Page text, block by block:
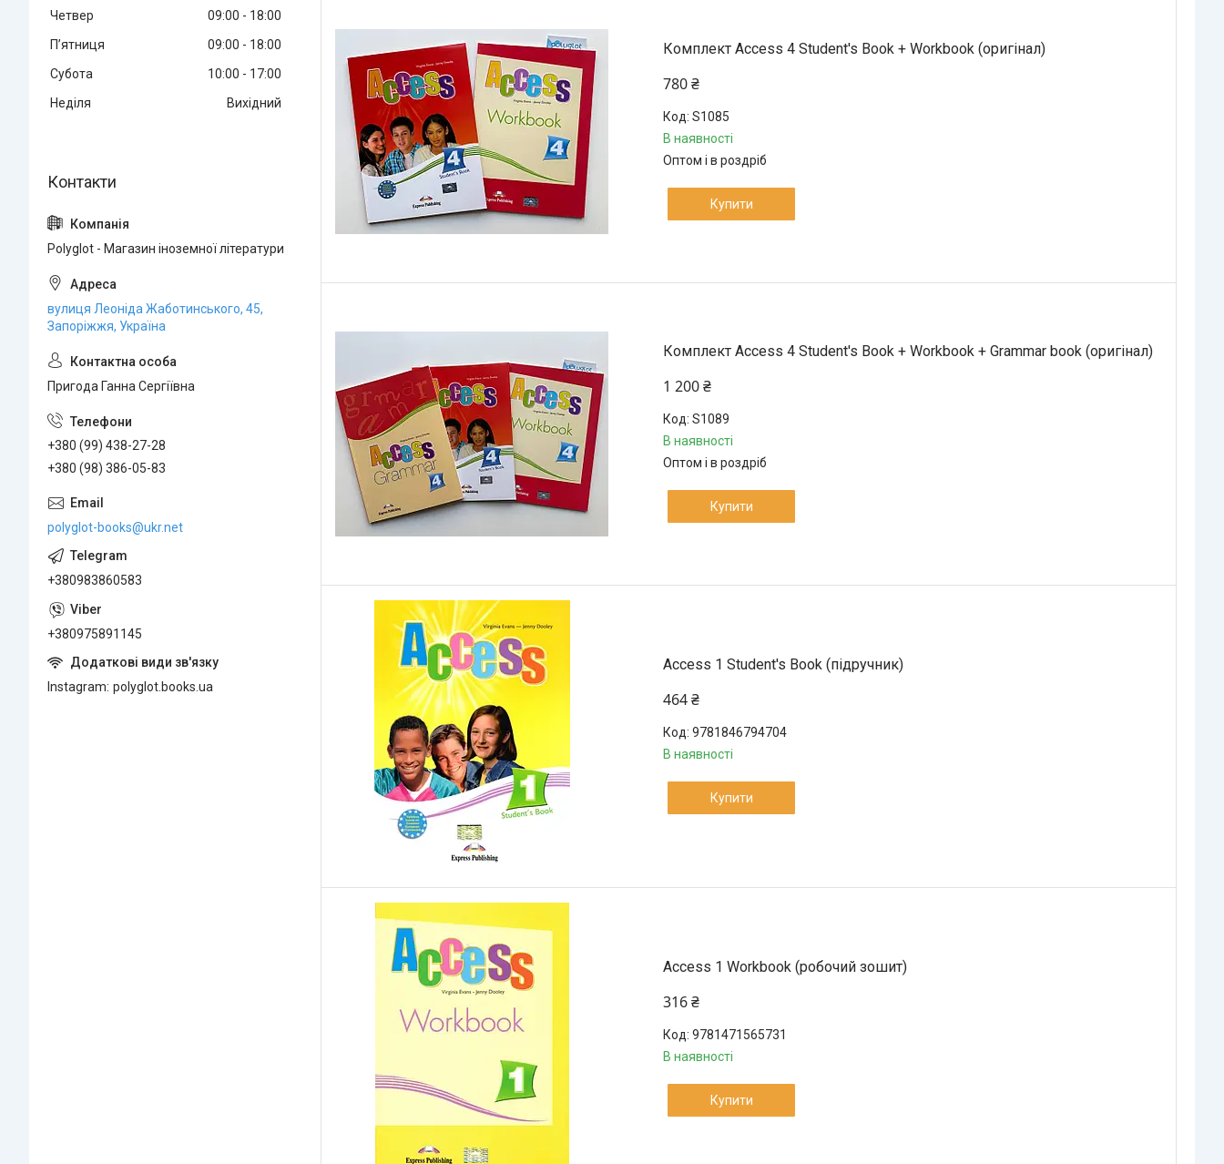
Комплект Access 4 Student's Book + Workbook (оригінал)
780 ₴
S1085
В наявності
Оптом і в роздріб
Купити
Комплект Access 4 Student's Book + Workbook + Grammar book (оригінал)
1 200 ₴
S1089
В наявності
Оптом і в роздріб
Купити
Access 1 Student's Book (підручник)
464 ₴
9781846794704
В наявності
Купити
Access 1 Workbook (робочий зошит)
316 ₴
9781471565731
В наявності
Купити
Четвер
09:00
18:00
Пʼятниця
09:00
18:00
Субота
10:00
17:00
Неділя
Вихідний
Polyglot - Магазин іноземної літератури
вулиця Леоніда Жаботинського, 45,
Запоріжжя, Україна
Пригода Ганна Сергіївна
+380 (99) 438-27-28
+380 (98) 386-05-83
polyglot-books@ukr.net
+380983860583
+380975891145
Instagram polyglot.books.ua